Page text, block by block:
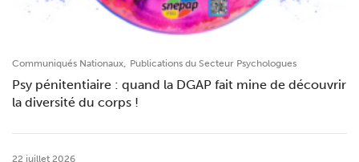
Communiqués Nationaux, Publications du Secteur Psychologues
Psy pénitentiaire : quand la DGAP fait mine de découvrir
la diversité du corps !
22 juillet 2026